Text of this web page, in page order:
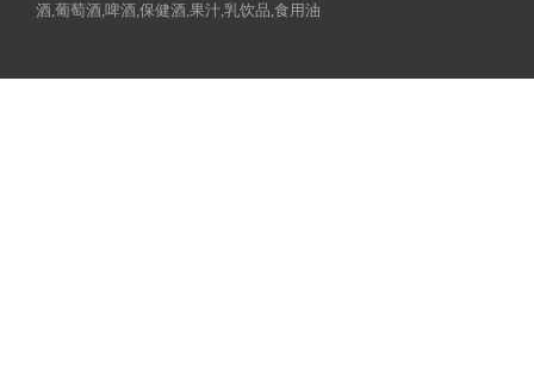
酒,葡萄酒,啤酒,保健酒,果汁,乳饮品,食用油